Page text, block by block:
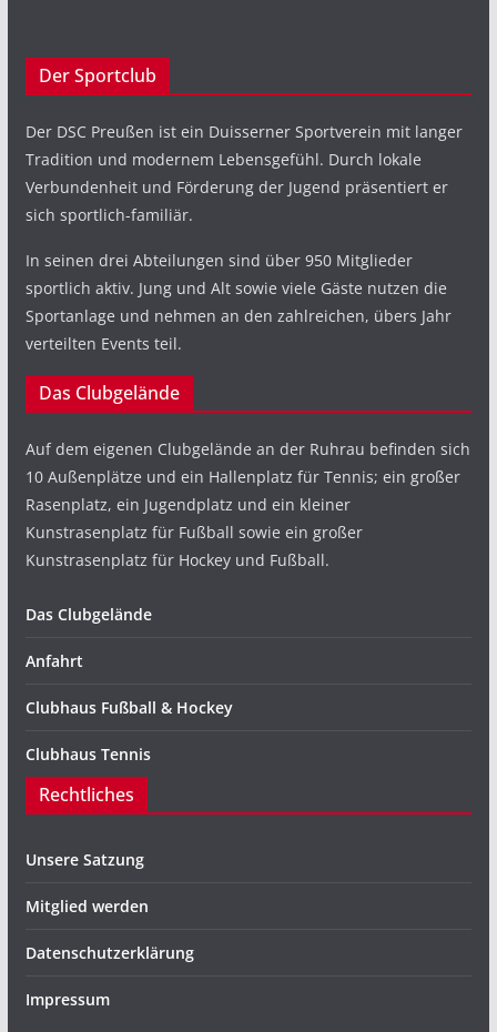
Der Sportclub
Der DSC Preußen ist ein Duisserner Sportverein mit langer
Tradition und modernem Lebensgefühl. Durch lokale
Verbundenheit und Förderung der Jugend präsentiert er
sich sportlich-familiär.
In seinen drei Abteilungen sind über 950 Mitglieder
sportlich aktiv. Jung und Alt sowie viele Gäste nutzen die
Sportanlage und nehmen an den zahlreichen, übers Jahr
verteilten Events teil.
Das Clubgelände
Auf dem eigenen Clubgelände an der Ruhrau befinden sich
10 Außenplätze und ein Hallenplatz für Tennis; ein großer
Rasenplatz, ein Jugendplatz und ein kleiner
Kunstrasenplatz für Fußball sowie ein großer
Kunstrasenplatz für Hockey und Fußball.
Das Clubgelände
Anfahrt
Clubhaus Fußball & Hockey
Clubhaus Tennis
Rechtliches
Unsere Satzung
Mitglied werden
Datenschutzerklärung
Impressum